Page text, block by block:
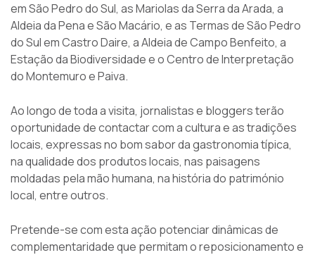
em São Pedro do Sul, as Mariolas da Serra da Arada, a
Aldeia da Pena e São Macário, e as Termas de São Pedro
do Sul em Castro Daire, a Aldeia de Campo Benfeito, a
Estação da Biodiversidade e o Centro de Interpretação
do Montemuro e Paiva.
Ao longo de toda a visita, jornalistas e bloggers terão
oportunidade de contactar com a cultura e as tradições
locais, expressas no bom sabor da gastronomia típica,
na qualidade dos produtos locais, nas paisagens
moldadas pela mão humana, na história do património
local, entre outros.
Pretende-se com esta ação potenciar dinâmicas de
complementaridade que permitam o reposicionamento e